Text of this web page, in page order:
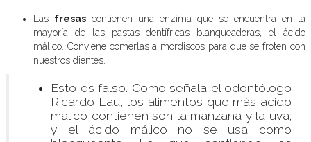
Las fresas contienen una enzima que se encuentra en la
mayoría de las pastas dentífricas blanqueadoras, el ácido
málico. Conviene comerlas a mordiscos para que se froten con
nuestros dientes.
Esto es falso. Como señala el odontólogo
Ricardo Lau, los alimentos que más ácido
málico contienen son la manzana y la uva;
y el ácido málico no se usa como